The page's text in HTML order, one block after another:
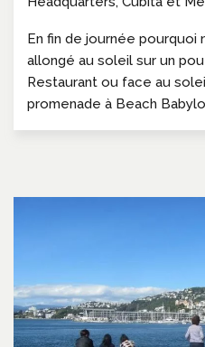
En fin de journée pourquoi
allongé au soleil sur un
Restaurant ou face au
promenade à Beach